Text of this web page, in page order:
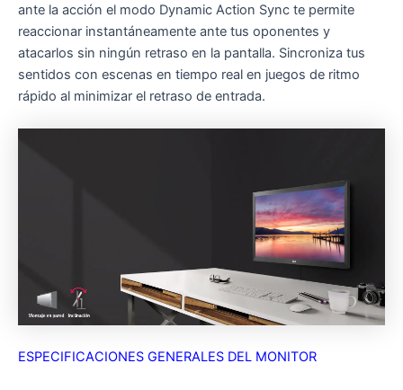
ante la acción el modo Dynamic Action Sync te permite
reaccionar instantáneamente ante tus oponentes y
atacarlos sin ningún retraso en la pantalla. Sincroniza tus
sentidos con escenas en tiempo real en juegos de ritmo
rápido al minimizar el retraso de entrada.
ESPECIFICACIONES GENERALES DEL MONITOR